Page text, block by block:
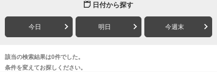
日付から探す
今日 明日 今週末
該当の検索結果は0件でした。
条件を変えてお探しください。